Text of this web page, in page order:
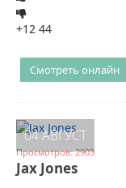
+12 44
Смотреть онлайн
04 АВГУСТ
Просмотров: 2903
Jax Jones